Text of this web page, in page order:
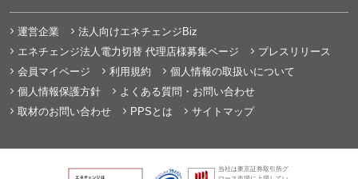
運営企業
法人向けエネチェンジBiz
エネチェンジ法人電力切替 代理店様募集ページ
プレスリリース
会員マイページ
利用規約
個人情報の取扱いについて
個人情報保護方針
よくある質問・お問い合わせ
取材のお問い合わせ
PPSとは サイトマップ
当社は東京証券取引所グ